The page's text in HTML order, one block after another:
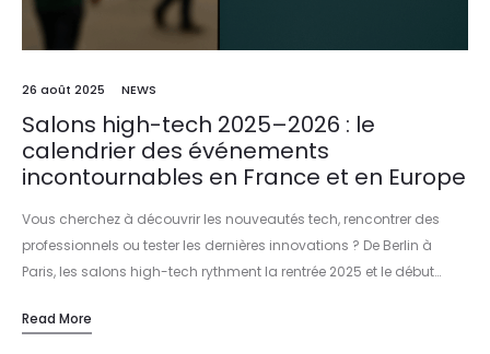
26 août 2025 NEWS
Salons high-tech 2025–2026 : le
calendrier des événements
incontournables en France et en Europe
Vous cherchez à découvrir les nouveautés tech, rencontrer des
professionnels ou tester les dernières innovations ? De Berlin à
Paris, les salons high-tech rythment la rentrée 2025 et le début…
Read More